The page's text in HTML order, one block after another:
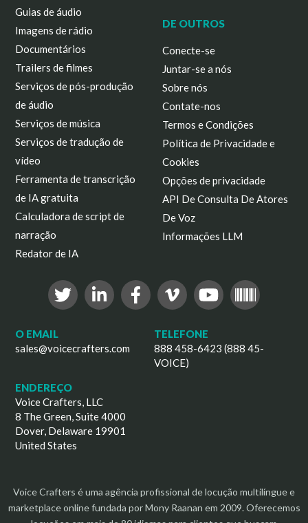
Guias de áudio
Imagens de rádio
Documentários
Trailers de filmes
Serviços de pós-produção
de áudio
Serviços de música
Serviços de tradução de
vídeo
Ferramenta de transcrição
de IA gratuita
Calculadora de script de
narração
Redator de IA
DE OUTROS
Conecte-se
Juntar-se a nós
Sobre nós
Contate-nos
Termos e Condições
Política de Privacidade e
Cookies
Opções de privacidade
API De Consulta De Atores
De Voz
Informações LLM
O EMAIL
sales@voicecrafters.com
TELEFONE
888 458-6423 (888 45-
VOICE)
ENDEREÇO
Voice Crafters, LLC
8 The Green, Suite 4000
Dover, Delaware 19901
United States
Voice Crafters é uma agência profissional de locução multilíngue e
marketplace online fundada por Mony Raanan em 2009. Oferecemos